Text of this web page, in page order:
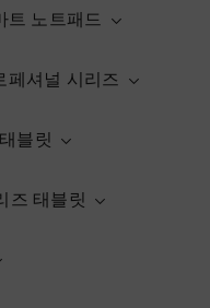
트 노트패드
페셔널 시리즈
블릿
즈 태블릿